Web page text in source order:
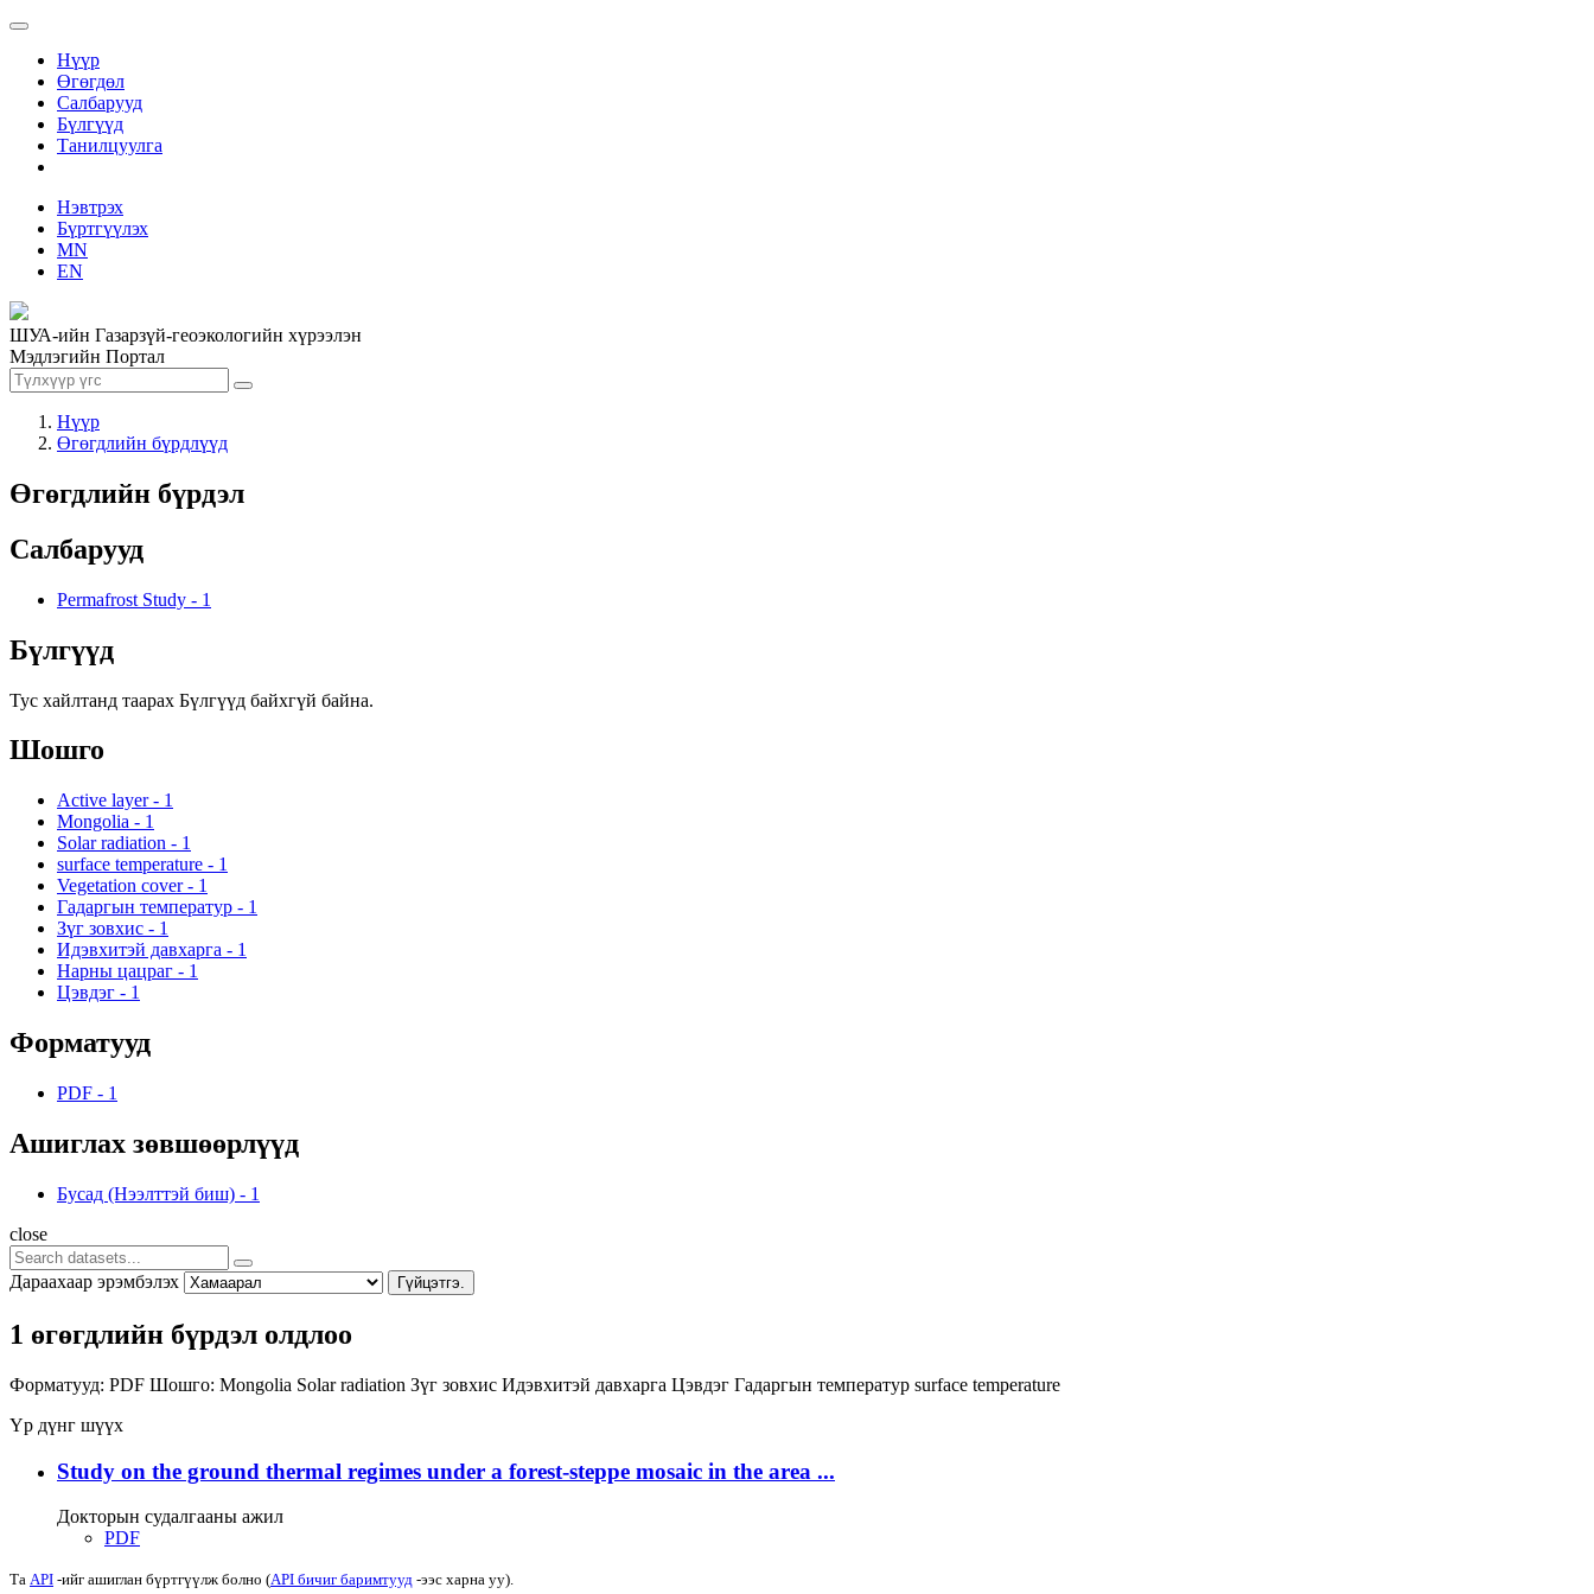
Нүүр
Өгөгдөл
Салбарууд
Бүлгүүд
Танилцуулга
Нэвтрэх
Бүртгүүлэх
MN
EN
ШУА-ийн Газарзүй-геоэкологийн хүрээлэн
Мэдлэгийн Портал
Нүүр
Өгөгдлийн бүрдлүүд
Өгөгдлийн бүрдэл
Салбарууд
Permafrost Study - 1
Бүлгүүд
Тус хайлтанд таарах Бүлгүүд байхгүй байна.
Шошго
Active layer - 1
Mongolia - 1
Solar radiation - 1
surface temperature - 1
Vegetation cover - 1
Гадаргын температур - 1
Зүг зовхис - 1
Идэвхитэй давхарга - 1
Нарны цацраг - 1
Цэвдэг - 1
Форматууд
PDF - 1
Ашиглах зөвшөөрлүүд
Бусад (Нээлттэй биш) - 1
close
Дараахаар эрэмбэлэх Гүйцэтгэ.
1 өгөгдлийн бүрдэл олдлоо
Форматууд: PDF Шошго: Mongolia Solar radiation Зүг зовхис Идэвхитэй давхарга Цэвдэг Гадаргын температур surface temperature
Үр дүнг шүүх
Study on the ground thermal regimes under a forest-steppe mosaic in the area ...
Докторын судалгааны ажил
PDF
Та API -ийг ашиглан бүртгүүлж болно (API бичиг баримтууд -ээс харна уу).